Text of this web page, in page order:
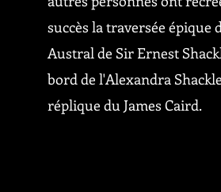
succès la traversée épique
Austral de Sir Ernest
bord de l'Alexandra
réplique du James Caird.